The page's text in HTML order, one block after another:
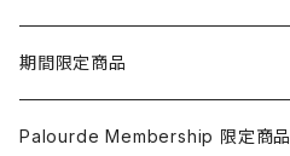
メンテナンス用品
期間限定商品
Palourde Membership 限定商品